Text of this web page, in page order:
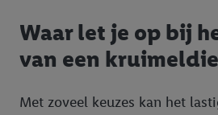
Waar let je op bij
van een
Met zoveel keuzes kan het
bovengenoemde doeleinden. Meer
bewaartermijn van de gegevens en uw
toestemming te allen tijde met
impressum hier.